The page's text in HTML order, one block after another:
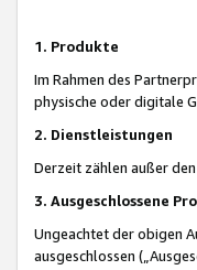
1. Produkte
Im Rahmen des
physische oder digitale
2. Dienstleistungen
Derzeit zählen außer
3. Ausgeschlossene
Ungeachtet der obigen
ausgeschlossen